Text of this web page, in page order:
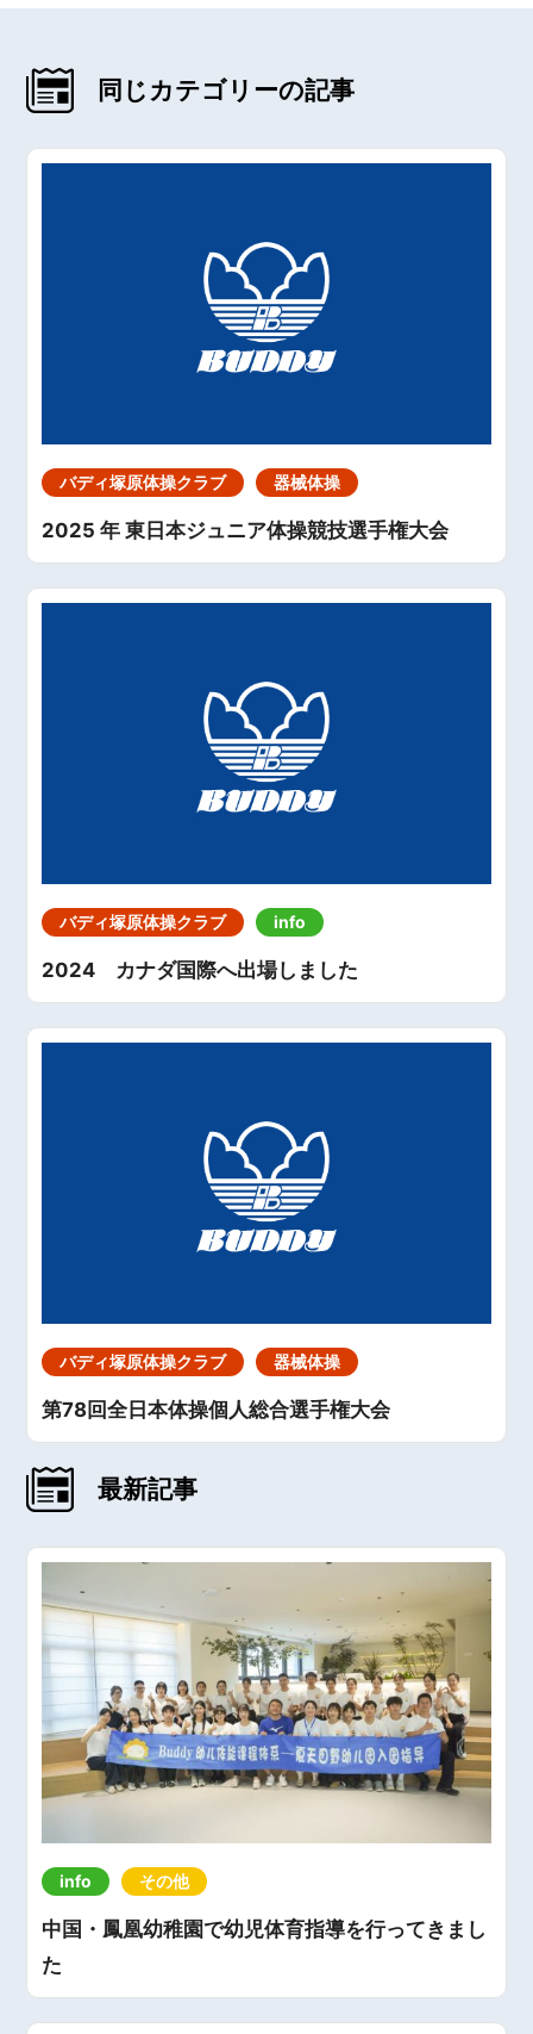
同じカテゴリーの記事
バディ塚原体操クラブ 器械体操
2025 年 東日本ジュニア体操競技選手権大会
バディ塚原体操クラブ info
2024 カナダ国際へ出場しました
バディ塚原体操クラブ 器械体操
第78回全日本体操個人総合選手権大会
最新記事
info その他
中国・鳳凰幼稚園で幼児体育指導を行ってきまし
た